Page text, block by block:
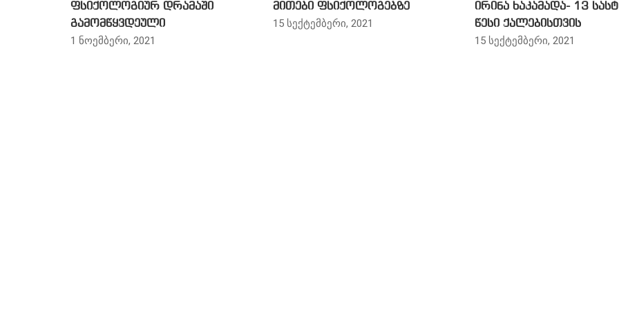
ფსიქოლოგიურ დრამაში
გამომწყვდეული
1 ნოემბერი, 2021
მითები ფსიქოლოგებზე
15 სექტემბერი, 2021
ირინა ხაკამადა- 13
წესი ქალებისთვის
15 სექტემბერი, 2021